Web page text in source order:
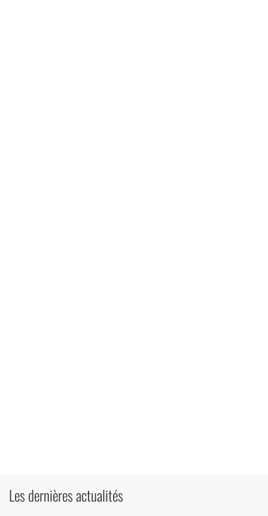
Les dernières actualités